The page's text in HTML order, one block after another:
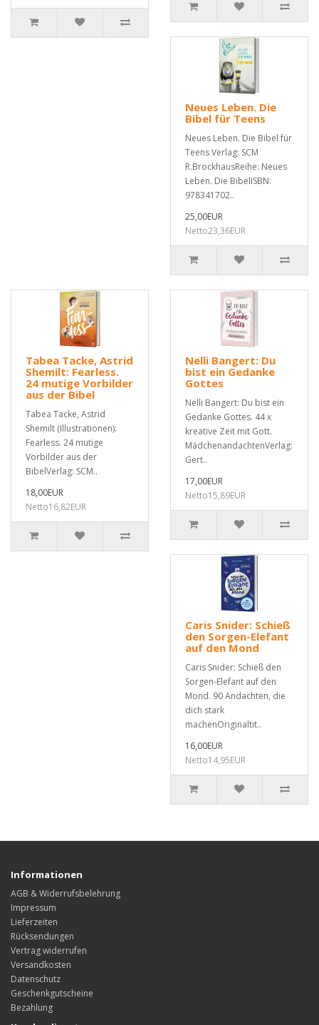
Neues Leben. Die
Bibel für Teens
Neues Leben. Die Bibel für
Teens Verlag: SCM
R.BrockhausReihe: Neues
Leben. Die BibelISBN:
978341702..
25,00EUR
Netto23,36EUR
Tabea Tacke, Astrid
Shemilt: Fearless.
24 mutige Vorbilder
aus der Bibel
Tabea Tacke, Astrid
Shemilt (Illustrationen):
Fearless. 24 mutige
Vorbilder aus der
BibelVerlag: SCM..
18,00EUR
Netto16,82EUR
Nelli Bangert: Du
bist ein Gedanke
Gottes
Nelli Bangert: Du bist ein
Gedanke Gottes. 44 x
kreative Zeit mit Gott.
MädchenandachtenVerlag:
Gert..
17,00EUR
Netto15,89EUR
Caris Snider: Schieß
den Sorgen-Elefant
auf den Mond
Caris Snider: Schieß den
Sorgen-Elefant auf den
Mond. 90 Andachten, die
dich stark
machenOriginaltit..
16,00EUR
Netto14,95EUR
Informationen
AGB & Widerrufsbelehrung
Impressum
Lieferzeiten
Rücksendungen
Vertrag widerrufen
Versandkosten
Datenschutz
Geschenkgutscheine
Bezahlung